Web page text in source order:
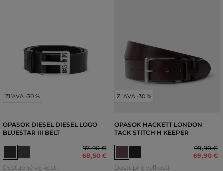
ZĽAVA -30 %
OPASOK DIESEL DIESEL LOGO
BLUESTAR III BELT
97,90 €
68,50 €
Dostupné veľkosti:
ZĽAVA -30 %
OPASOK HACKETT LONDON
TACK STITCH H KEEPER
99,90 €
69,90 €
Dostupné veľkosti: